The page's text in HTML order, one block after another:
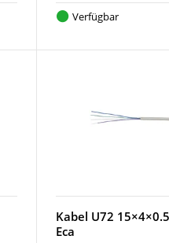
Verfügbar
Kabel U72
Eca